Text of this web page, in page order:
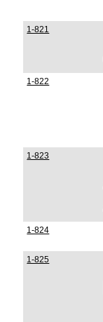
1-821
1-822
1-823
1-824
1-825